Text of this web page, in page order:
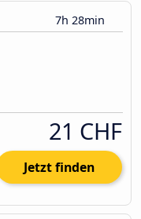
7h 28min
21 CHF
Jetzt finden